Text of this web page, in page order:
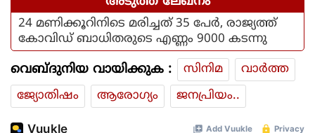
24 മണിക്കൂറിനിടെ മരിച്ചത് 35 പേർ, രാജ്യത്ത്
കോവിഡ് ബാധിതരുടെ എണ്ണം 9000 കടന്നു
വെബ്ദുനിയ വായിക്കുക : സിനിമ
വാര്‍ത്ത
ജ്യോതിഷം
ആരോഗ്യം ജനപ്രിയം..